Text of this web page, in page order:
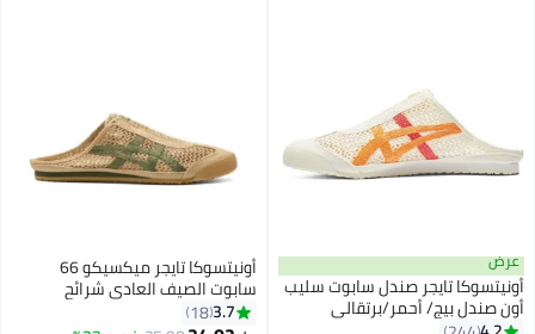
عرض
أونيتسوكا تايجر صندل سابوت سليب
أون صندل بيج/ أحمر/برتقالي
أونيتسوكا تايجر ميكسيكو 66
سابوت الصيف العادي شرائح
الصنادل - بني فاتح
3.7
18